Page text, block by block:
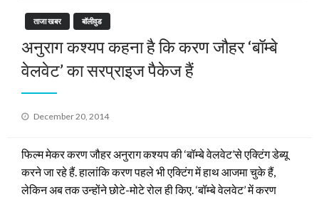
ताजा खबर बॉलीवुड
अनुराग कश्यप कहना है कि करण जौहर ‘बॉम्बे
वेलवेट’ का सरप्राइज पैकेज हैं
Posted
December 20, 2014
फिल्म मेकर करण जौहर अनुराग कश्यप की ‘बॉम्बे वेलवेट’से एक्टिंग डेब्यू
करने जा रहे हैं. हालांकि करण पहले भी एक्टिंग में हाथ आजमा चुके हैं,
लेकिन अब तक उन्होंने छोटे-मोटे रोल ही किए. ‘बॉम्बे वेलवेट’ में करण